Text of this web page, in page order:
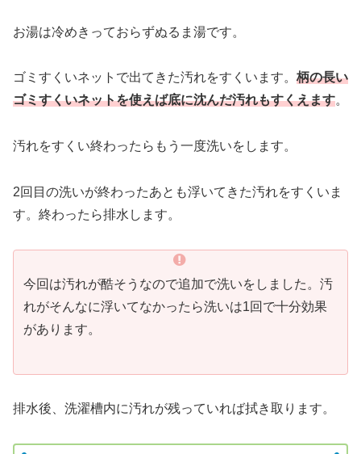
お湯は冷めきっておらずぬるま湯です。
ゴミすくいネットで出てきた汚れをすくいます。 柄の長い
ゴミすくいネットを使えば底に沈んだ汚れもすくえます。
汚れをすくい終わったらもう一度洗いをします。
2回目の洗いが終わったあとも浮いてきた汚れをすくいま
す。終わったら排水します。
今回は汚れが酷そうなので追加で洗いをしました。汚
れがそんなに浮いてなかったら洗いは1回で十分効果
があります。
排水後、洗濯槽内に汚れが残っていれば拭き取ります。